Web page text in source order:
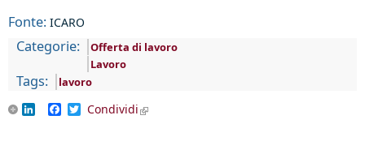
Fonte: ICARO
Categorie:
Offerta di lavoro
Lavoro
Tags: lavoro
LinkedInFacebook
Twitter
Condividi(link is external)